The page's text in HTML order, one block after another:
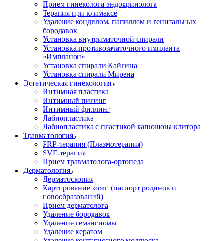
Прием гинеколога-эндокринолога
Терапия при климаксе
Удаление кондилом, папиллом и генитальных
бородавок
Установка внутриматочной спирали
Установка противозачаточного импланта
«Импланон»
Установка спирали Кайлина
Установка спирали Мирена
Эстетическая гинекология
Интимная пластика
Интимный пилинг
Интимный филлинг
Лабиопластика
Лабиопластика с пластикой капюшона клитора
Травматология
PRP-терапия (Плазмотерапия)
SVF-терапия
Прием травматолога-ортопеда
Дерматология
Дерматоскопия
Картирование кожи (паспорт родинок и
новообразований)
Прием дерматолога
Удаление бородавок
Удаление гемангиомы
Удаление кератом